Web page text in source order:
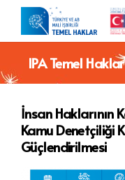
IPA Temel
İnsan Haklarının
Kamu Denetçiliği
Güçlendirilmesi